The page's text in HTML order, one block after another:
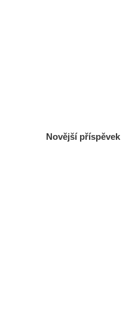
Novější příspěvek